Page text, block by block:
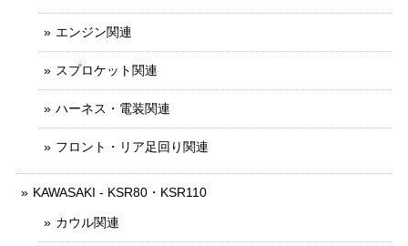
エンジン関連
スプロケット関連
ハーネス・電装関連
フロント・リア足回り関連
KAWASAKI - KSR80・KSR110
カウル関連